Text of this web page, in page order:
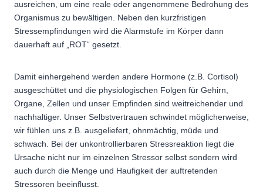
ausreichen, um eine reale oder angenommene Bedrohung des
Organismus zu bewältigen. Neben den kurzfristigen
Stressempfindungen wird die Alarmstufe im Körper dann
dauerhaft auf „ROT“ gesetzt.
Damit einhergehend werden andere Hormone (z.B. Cortisol)
ausgeschüttet und die physiologischen Folgen für Gehirn,
Organe, Zellen und unser Empfinden sind weitreichender und
nachhaltiger. Unser Selbstvertrauen schwindet möglicherweise,
wir fühlen uns z.B. ausgeliefert, ohnmächtig, müde und
schwach. Bei der unkontrollierbaren Stressreaktion liegt die
Ursache nicht nur im einzelnen Stressor selbst sondern wird
auch durch die Menge und Haufigkeit der auftretenden
Stressoren beeinflusst.